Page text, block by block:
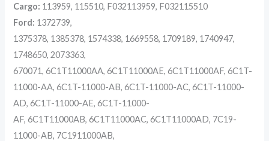
Cargo: 113959, 115510, F032113959, F032115510
Ford: 1372739,
1375378, 1385378, 1574338, 1669558, 1709189, 1740947,
1748650, 2073363,
670071, 6C1T11000AA, 6C1T11000AE, 6C1T11000AF, 6C1T-
11000-AA, 6C1T-11000-AB, 6C1T-11000-AC, 6C1T-11000-
AD, 6C1T-11000-AE, 6C1T-11000-
AF, 6C1T11000AB, 6C1T11000AC, 6C1T11000AD, 7C19-
11000-AB, 7C1911000AB,